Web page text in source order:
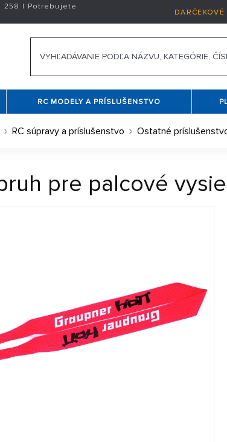
258 | Potrebujete
RC MODELY A PRÍSLUŠENSTVO
RC súpravy a príslušenstvo Ostatné
pre palcové